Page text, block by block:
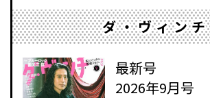
ダ・ヴィンチ
最新号
2026年9月号